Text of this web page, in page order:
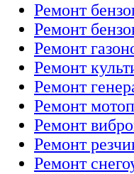
Ремонт
Ремонт
Ремонт
Ремонт
Ремонт
Ремонт
Ремонт
Ремонт
Ремонт